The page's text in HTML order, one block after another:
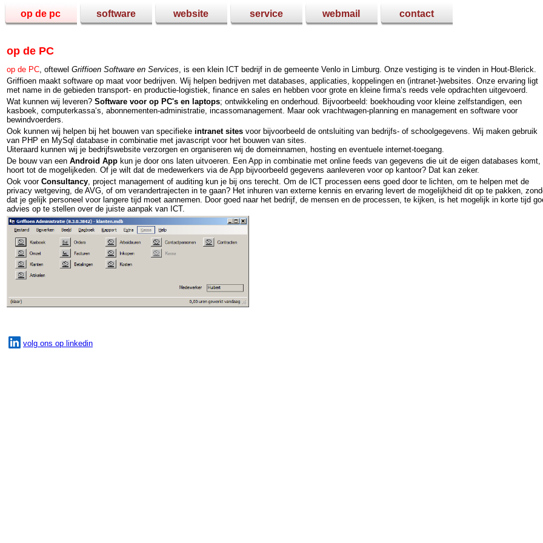
op de pc software website service webmail contact
op de PC
op de PC, oftewel Griffioen Software en Services, is een klein ICT bedrijf in de gemeente Venlo in Limburg. Onze vestiging is te vinden in Hout-Blerick.
Griffioen maakt software op maat voor bedrijven. Wij helpen bedrijven met databases, applicaties, koppelingen en (intranet-)websites. Onze ervaring ligt
met name in de gebieden transport- en productie-logistiek, finance en sales en hebben voor grote en kleine firma‘s reeds vele opdrachten uitgevoerd.
Wat kunnen wij leveren? Software voor op PC's en laptops; ontwikkeling en onderhoud. Bijvoorbeeld: boekhouding voor kleine zelfstandigen, een
kasboek, computerkassa‘s, abonnementen-administratie, incassomanagement. Maar ook vrachtwagen-planning en management en software voor
bewindvoerders.
Ook kunnen wij helpen bij het bouwen van specifieke intranet sites voor bijvoorbeeld de ontsluiting van bedrijfs- of schoolgegevens. Wij maken gebruik
van PHP en MySql database in combinatie met javascript voor het bouwen van sites.
Uiteraard kunnen wij je bedrijfswebsite verzorgen en organiseren wij de domeinnamen, hosting en eventuele internet-toegang.
De bouw van een Android App kun je door ons laten uitvoeren. Een App in combinatie met online feeds van gegevens die uit de eigen databases komt,
hoort tot de mogelijkeden. Of je wilt dat de medewerkers via de App bijvoorbeeld gegevens aanleveren voor op kantoor? Dat kan zeker.
Ook voor Consultancy, project management of auditing kun je bij ons terecht. Om de ICT processen eens goed door te lichten, om te helpen met de
privacy wetgeving, de AVG, of om verandertrajecten in te gaan? Het inhuren van externe kennis en ervaring levert de mogelijkheid dit op te pakken,
dat je gelijk personeel voor langere tijd moet aannemen. Door goed naar het bedrijf, de mensen en de processen, te kijken, is het mogelijk in korte tijd
advies op te stellen over de juiste aanpak van ICT.
volg ons op linkedin